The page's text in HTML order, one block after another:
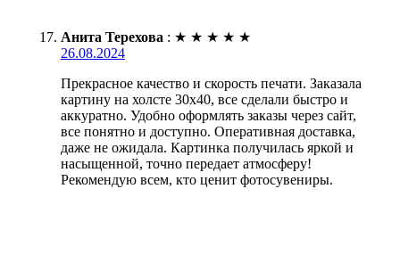
Анита Терехова : ★ ★ ★ ★ ★
26.08.2024
Прекрасное качество и скорость печати. Заказала
картину на холсте 30х40, все сделали быстро и
аккуратно. Удобно оформлять заказы через сайт,
все понятно и доступно. Оперативная доставка,
даже не ожидала. Картинка получилась яркой и
насыщенной, точно передает атмосферу!
Рекомендую всем, кто ценит фотосувениры.